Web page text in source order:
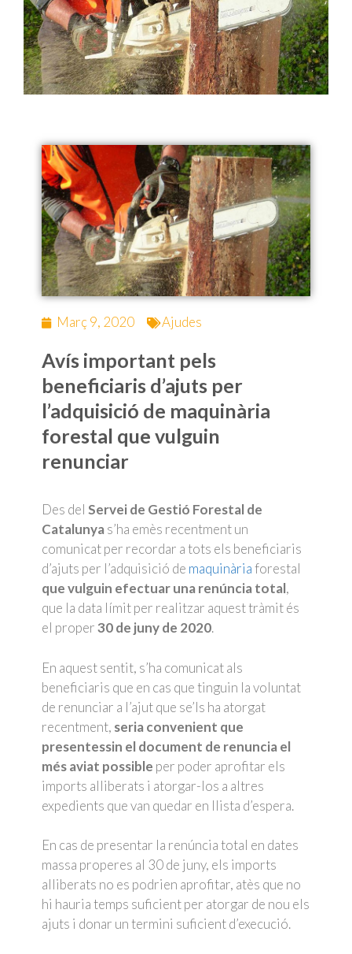
Març 9, 2020 Ajudes
Avís important pels
beneficiaris d’ajuts per
l’adquisició de maquinària
forestal que vulguin
renunciar
Des delServei de Gestió Forestal de
Catalunya s’ha emès recentment un
comunicat per recordar a tots els beneficiaris
d’ajuts per l’adquisició de maquinàriaforestal
que vulguin efectuar una renúncia total,
que la data límit per realitzar aquest tràmit és
el proper30 de juny de 2020.
En aquest sentit, s’ha comunicat als
beneficiaris que en cas que tinguin la voluntat
de renunciar a l’ajut que se’ls ha atorgat
recentment, seria convenient que
presentessin el document de renuncia el
més aviat possible per poder aprofitar els
imports alliberats i atorgar-los a altres
expedients que van quedar en llista d’espera.
En cas de presentar la renúncia total en dates
massa properes al 30 de juny, els imports
alliberats no es podrien aprofitar, atès que no
hi hauria temps suficient per atorgar de nou els
ajuts i donar un termini suficient d’execució.